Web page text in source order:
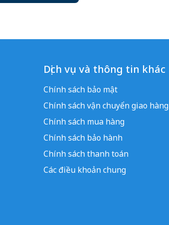
Dịch vụ và thông tin khác
Chính sách bảo mật
Chính sách vận chuyển giao hàng
Chính sách mua hàng
Chính sách bảo hành
Chính sách thanh toán
Các điều khoản chung